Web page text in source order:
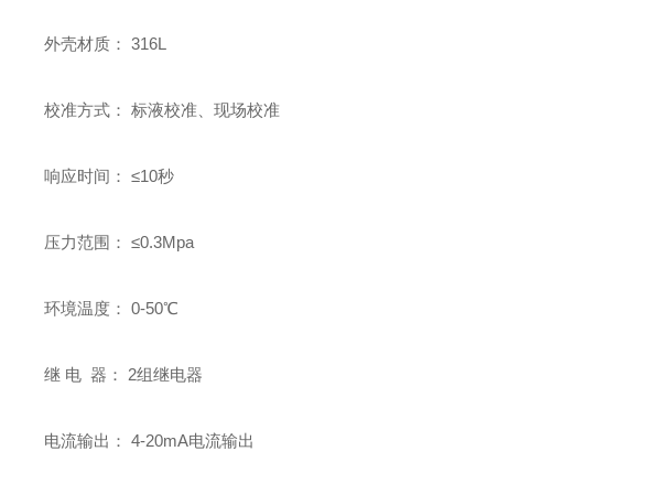
外壳材质： 316L
校准方式： 标液校准、现场校准
响应时间： ≤10秒
压力范围： ≤0.3Mpa
环境温度： 0-50℃
继 电 器： 2组继电器
电流输出： 4-20mA电流输出